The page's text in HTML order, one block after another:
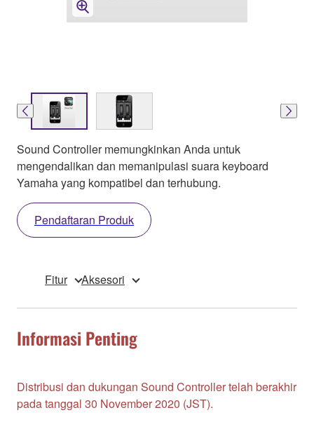
Sound Controller memungkinkan Anda untuk
mengendalikan dan memanipulasi suara keyboard
Yamaha yang kompatibel dan terhubung.
Pendaftaran Produk
Fitur Aksesori
Informasi Penting
Distribusi dan dukungan Sound Controller telah berakhir
pada tanggal 30 November 2020 (JST).